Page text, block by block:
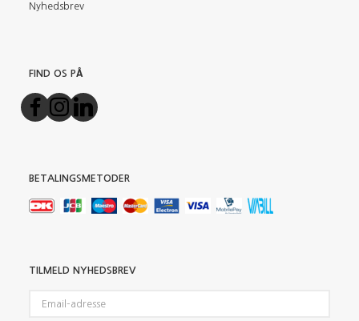
Nyhedsbrev
FIND OS PÅ
BETALINGSMETODER
TILMELD NYHEDSBREV
adresse